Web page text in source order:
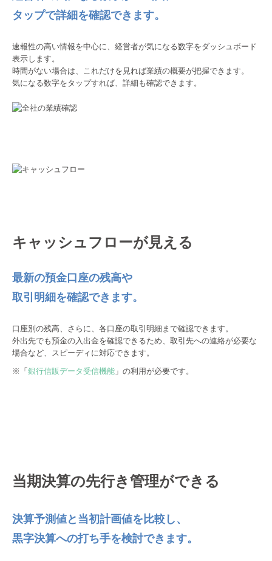
タップで詳細を確認できます。
速報性の高い情報を中心に、経営者が気になる数字をダッシュボード
表示します。
時間がない場合は、これだけを見れば業績の概要が把握できます。
気になる数字をタップすれば、詳細も確認できます。
キャッシュフローが見える
最新の預金口座の残高や
取引明細を確認できます。
口座別の残高、さらに、各口座の取引明細まで確認できます。
外出先でも預金の入出金を確認できるため、取引先への連絡が必要な
場合など、スピーディに対応できます。
※「 銀行信販データ受信機能 」の利用が必要です。
当期決算の先行き管理ができる
決算予測値と当初計画値を比較し、
黒字決算への打ち手を検討できます。